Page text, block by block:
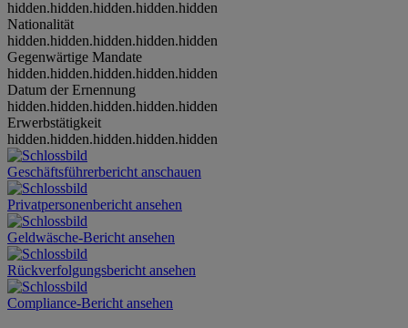
hidden.hidden.hidden.hidden.hidden
Nationalität
hidden.hidden.hidden.hidden.hidden
Gegenwärtige Mandate
hidden.hidden.hidden.hidden.hidden
Datum der Ernennung
hidden.hidden.hidden.hidden.hidden
Erwerbstätigkeit
hidden.hidden.hidden.hidden.hidden
Geschäftsführerbericht anschauen
Privatpersonenbericht ansehen
Geldwäsche-Bericht ansehen
Rückverfolgungsbericht ansehen
Compliance-Bericht ansehen